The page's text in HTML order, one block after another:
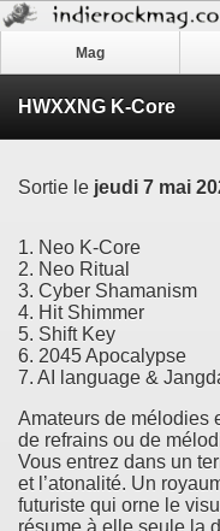
Mag
HWXXNG K-Core
Sortie le jeudi 7 mai
1. Neo K-Core
2. Neo Ritual
3. Cyber Shamanism
4. Hit Shimmer
5. Shift Key
6. 2045 Apocalypse
7. AI language &
Amateurs de mélodies
de refrains ou de
Vous entrez dans un
et l’atonalité. Un
futuriste qui orne le
résume à elle seule la